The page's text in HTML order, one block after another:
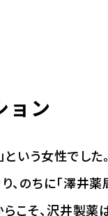
ョン
いう女性でした。
のちに「澤井
こそ、沢井製薬